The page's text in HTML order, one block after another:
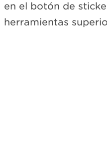
en el botón de
herramientas